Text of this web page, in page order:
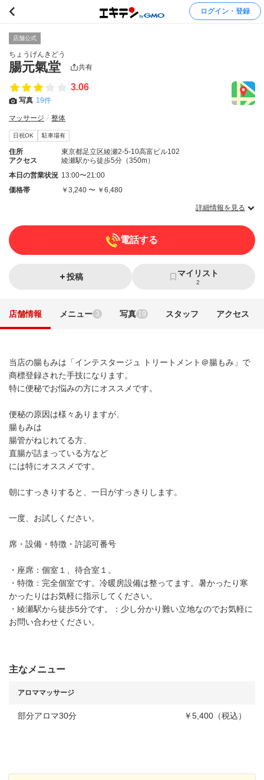
ログイン・登録
店舗公式
ちょうげんきどう
腸元氣堂 共有
3.06
写真 19件
マッサージ 整体
日祝OK 駐車場有
住所
東京都足立区綾瀬2-5-10高富ビル102
アクセス
綾瀬駅から徒歩5分（350m）
本日の営業状況 13:00〜21:00
価格帯
￥3,240 〜 ￥6,480
詳細情報を見る
電話する
投稿 マイリスト
2
店舗情報 メニュー 3 写真 19 スタッフ アクセス
当店の腸もみは「インテスタージュ トリートメント＠腸もみ」で
商標登録された手技になります。
特に便秘でお悩みの方にオススメです。
便秘の原因は様々ありますが、
腸もみは
腸管がねじれてる方、
直腸が詰まっている方など
には特にオススメです。
朝にすっきりすると、一日がすっきりします。
一度、お試しください。
席・設備・特徴・許認可番号
・座席：個室１、待合室１。
・特徴：完全個室です。冷暖房設備は整ってます。暑かったり寒
かったりはお気軽に指示してください。
・綾瀬駅から徒歩5分です。：少し分かり難い立地なのでお気軽に
お問い合わせください。
主なメニュー
アロママッサージ
部分アロマ30分 ￥5,400（税込）